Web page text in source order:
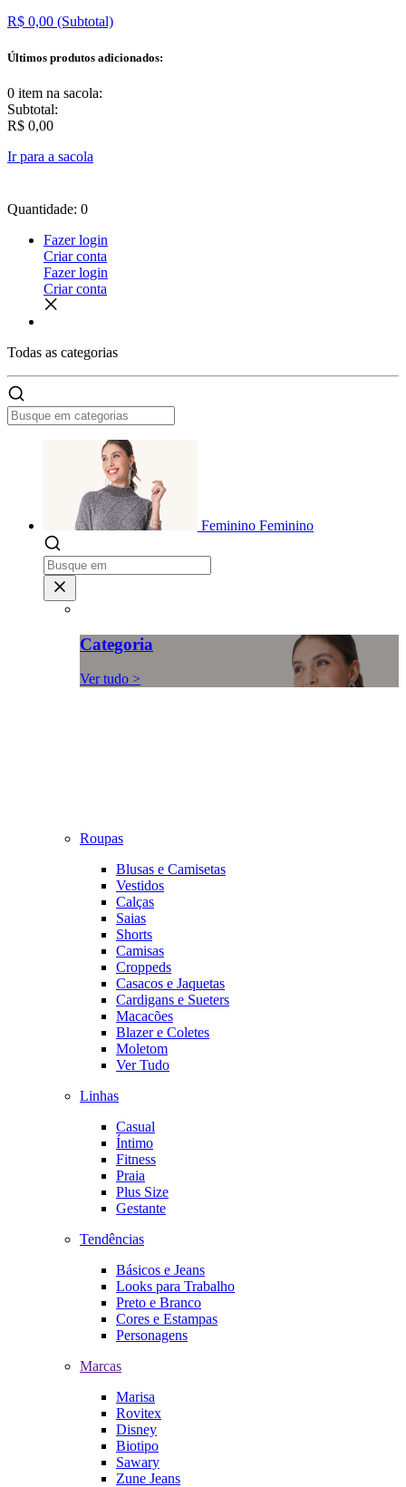
R$ 0,00 (Subtotal)
Últimos produtos adicionados:
0 item na sacola:
Subtotal:
R$ 0,00
Ir para a sacola
Quantidade: 0
Fazer login
Criar conta
Fazer login
Criar conta
Todas as categorias
Feminino Feminino
Categoria
Ver tudo >
Roupas
Blusas e Camisetas
Vestidos
Calças
Saias
Shorts
Camisas
Croppeds
Casacos e Jaquetas
Cardigans e Sueters
Macacões
Blazer e Coletes
Moletom
Ver Tudo
Linhas
Casual
Íntimo
Fitness
Praia
Plus Size
Gestante
Tendências
Básicos e Jeans
Looks para Trabalho
Preto e Branco
Cores e Estampas
Personagens
Marcas
Marisa
Rovitex
Disney
Biotipo
Sawary
Zune Jeans